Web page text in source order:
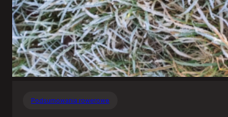
Podsumowania rowerowe